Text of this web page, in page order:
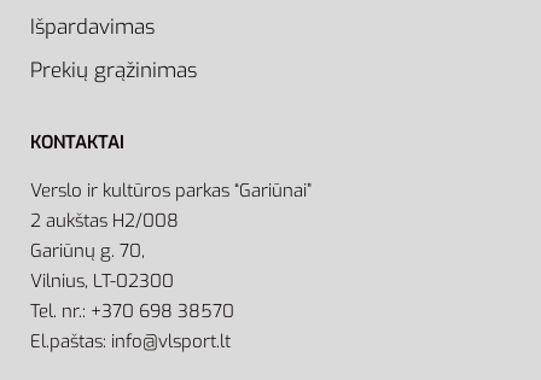
Išpardavimas
Prekių grąžinimas
KONTAKTAI
Verslo ir kultūros parkas “Gariūnai”
2 aukštas H2/008
Gariūnų g. 70,
Vilnius, LT-02300
Tel. nr.: +370 698 38570
El.paštas: info@vlsport.lt